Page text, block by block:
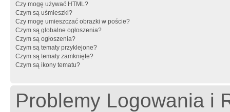
Czy mogę używać HTML?
Czym są uśmieszki?
Czy mogę umieszczać obrazki w poście?
Czym są globalne ogłoszenia?
Czym są ogłoszenia?
Czym są tematy przyklejone?
Czym są tematy zamknięte?
Czym są ikony tematu?
Problemy Logowania i